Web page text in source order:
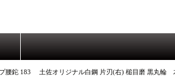
腰鉈 183 土佐オリジナル白鋼 片刃(右) 槌目磨 黒丸